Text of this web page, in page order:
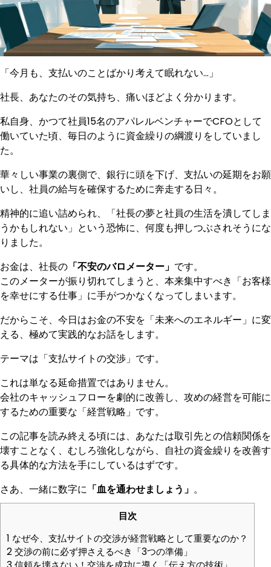
「今月も、支払いのことばかり考えて眠れない…」
社長、あなたのその気持ち、痛いほどよく分かります。
私自身、かつて社員15名のアパレルベンチャーでCFOとして
働いていた頃、毎日のように資金繰りの綱渡りをしていまし
た。
華々しい事業の裏側で、銀行に頭を下げ、支払いの延期をお願
いし、社員の給与を確保するために奔走する日々。
精神的に追い詰められ、「社長の夢と社員の生活を潰してしま
うかもしれない」という恐怖に、何度も押しつぶされそうにな
りました。
お金は、社長の 「不安のバロメーター」 です。
このメーターが振り切れてしまうと、本来集中すべき「お客様
を幸せにする仕事」に手がつかなくなってしまいます。
だからこそ、今日はお金の不安を「未来へのエネルギー」に変
える、極めて実践的なお話をします。
テーマは「支払サイトの交渉」です。
これは単なる延命措置ではありません。
会社のキャッシュフローを劇的に改善し、攻めの経営を可能に
するための重要な「経営戦略」です。
この記事を読み終える頃には、あなたは取引先との信頼関係を
壊すことなく、むしろ強化しながら、自社の資金繰りを改善す
る具体的な方法を手にしているはずです。
さあ、一緒に数字に 「血を通わせましょう」 。
目次
1 なぜ今、支払サイトの交渉が経営戦略として重要なのか？
2交渉の前に必ず押さえるべき「3つの準備」